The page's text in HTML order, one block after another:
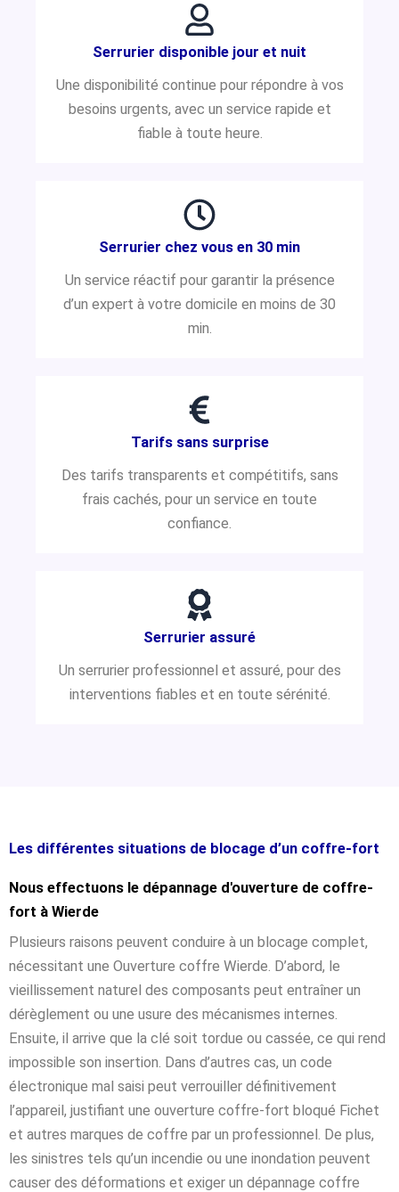
Serrurier disponible jour et nuit
Une disponibilité continue pour répondre à vos
besoins urgents, avec un service rapide et
fiable à toute heure.
Serrurier chez vous en 30 min
Un service réactif pour garantir la présence
d’un expert à votre domicile en moins de 30
min.
Tarifs sans surprise
Des tarifs transparents et compétitifs, sans
frais cachés, pour un service en toute
confiance.
Serrurier assuré
Un serrurier professionnel et assuré, pour des
interventions fiables et en toute sérénité.
Les différentes situations de blocage d’un coffre-fort
Nous effectuons le dépannage d'ouverture de coffre-
fort à Wierde
Plusieurs raisons peuvent conduire à un blocage complet,
nécessitant une Ouverture coffre Wierde. D’abord, le
vieillissement naturel des composants peut entraîner un
dérèglement ou une usure des mécanismes internes.
Ensuite, il arrive que la clé soit tordue ou cassée, ce qui rend
impossible son insertion. Dans d’autres cas, un code
électronique mal saisi peut verrouiller définitivement
l’appareil, justifiant une ouverture coffre-fort bloqué Fichet
et autres marques de coffre par un professionnel. De plus,
les sinistres tels qu’un incendie ou une inondation peuvent
causer des déformations et exiger un dépannage coffre